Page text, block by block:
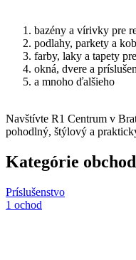
bazény a vírivky pre
podlahy, parkety a
farby, laky a tapety
okná, dvere a
a mnoho ďalšieho
Navštívte R1 Centrum v
pohodlný, štýlový a
Kategórie
Príslušenstvo
1 ochod